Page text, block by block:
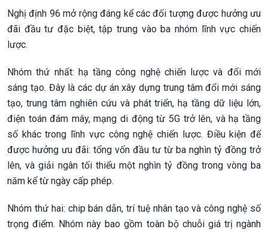
Nghị định 96 mở rộng đáng kể các đối tượng được hưởng ưu
đãi đầu tư đặc biệt, tập trung vào ba nhóm lĩnh vực chiến
lược.
Nhóm thứ nhất: hạ tầng công nghệ chiến lược và đổi mới
sáng tạo. Đây là các dự án xây dựng trung tâm đổi mới sáng
tạo, trung tâm nghiên cứu và phát triển, hạ tầng dữ liệu lớn,
điện toán đám mây, mạng di động từ 5G trở lên, và hạ tầng
số khác trong lĩnh vực công nghệ chiến lược. Điều kiện để
được hưởng ưu đãi: tổng vốn đầu tư từ ba nghìn tỷ đồng trở
lên, và giải ngân tối thiểu một nghìn tỷ đồng trong vòng ba
năm kể từ ngày cấp phép.
Nhóm thứ hai: chip bán dẫn, trí tuệ nhân tạo và công nghệ số
trọng điểm. Nhóm này bao gồm toàn bộ chuỗi giá trị ngành